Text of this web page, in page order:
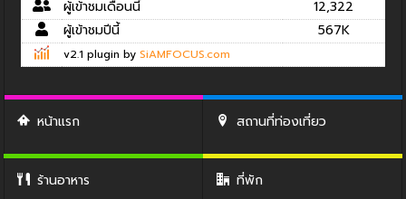
ผู้เข้าชมเดือนนี้
12,322
ผู้เข้าชมปีนี้
567K
v2.1 plugin by SiAMFOCUS.com
หน้าแรก สถานที่ท่องเที่ยว
ร้านอาหาร ที่พัก